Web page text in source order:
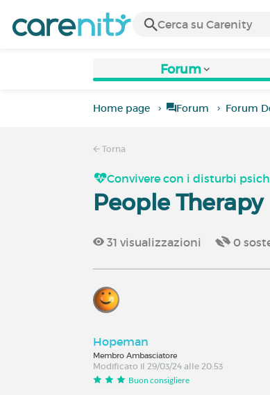
Forum
Home page Forum Forum
Torna
Convivere con i disturbi
People Therapy
31 visualizzazioni 0
Hopeman
Membro Ambasciatore
Modificato il 29/03/24 alle 20:53
Buon consigliere